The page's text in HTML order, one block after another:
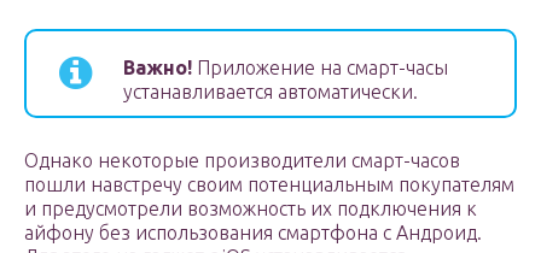
Важно! Приложение на смарт-часы
устанавливается автоматически.
Однако некоторые производители смарт-часов
пошли навстречу своим потенциальным покупателям
и предусмотрели возможность их подключения к
айфону без использования смартфона с Андроид.